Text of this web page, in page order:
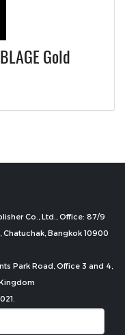
Gold
Co., Ltd., Office: 87/9
Chatuchak, Bangkok 10900
Park Road, Office 3 and 4,